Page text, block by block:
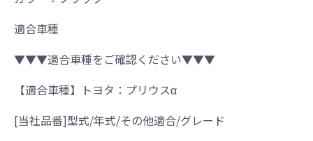
適合車種
▼▼▼適合車種をご確認ください▼▼▼
【適合車種】トヨタ：プリウスα
[当社品番]型式/年式/その他適合/グレード